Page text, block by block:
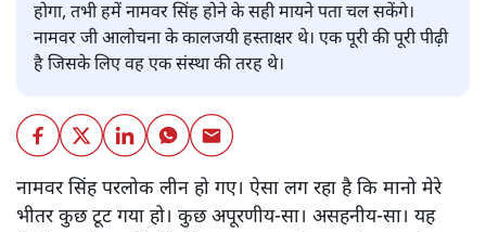
होगा, तभी हमें नामवर सिंह होने के सही मायने पता चल सकेंगे।
नामवर जी आलोचना के कालजयी हस्ताक्षर थे। एक पूरी की पूरी पीढ़ी
है जिसके लिए वह एक संस्था की तरह थे।
नामवर सिंह परलोक लीन हो गए। ऐसा लग रहा है कि मानो मेरे
भीतर कुछ टूट गया हो। कुछ अपूरणीय-सा। असहनीय-सा। यह